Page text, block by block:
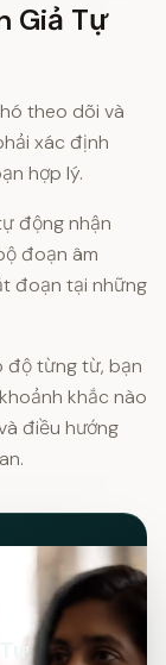
Giả Tự
theo dõi và
xác định
hợp lý.
động nhận
đoạn âm
đoạn tại những
độ từng từ, bạn
khắc nào
điều hướng